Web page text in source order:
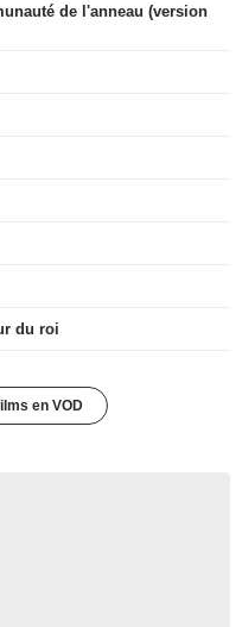
de l'anneau (version
du roi
en VOD